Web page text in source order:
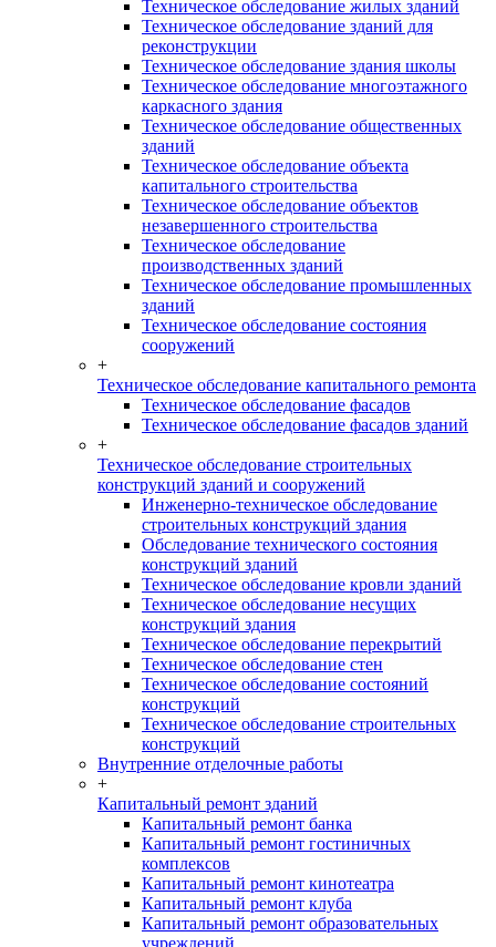
Техническое обследование жилых зданий
Техническое обследование зданий для
реконструкции
Техническое обследование здания школы
Техническое обследование многоэтажного
каркасного здания
Техническое обследование общественных
зданий
Техническое обследование объекта
капитального строительства
Техническое обследование объектов
незавершенного строительства
Техническое обследование
производственных зданий
Техническое обследование промышленных
зданий
Техническое обследование состояния
сооружений
+
Техническое обследование капитального ремонта
Техническое обследование фасадов
Техническое обследование фасадов зданий
+
Техническое обследование строительных
конструкций зданий и сооружений
Инженерно-техническое обследование
строительных конструкций здания
Обследование технического состояния
конструкций зданий
Техническое обследование кровли зданий
Техническое обследование несущих
конструкций здания
Техническое обследование перекрытий
Техническое обследование стен
Техническое обследование состояний
конструкций
Техническое обследование строительных
конструкций
Внутренние отделочные работы
+
Капитальный ремонт зданий
Капитальный ремонт банка
Капитальный ремонт гостиничных
комплексов
Капитальный ремонт кинотеатра
Капитальный ремонт клуба
Капитальный ремонт образовательных
учреждений